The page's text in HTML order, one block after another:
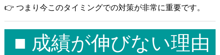
テックエレメンタリー FCプログラミング教室
小中学生対象オンライン英会話教室
👉 つまり今このタイミングでの対策が非常に重要です。
■ 成績が伸びない理由